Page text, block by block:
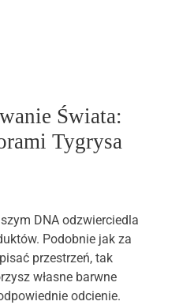
Świata:
Tygrysa
DNA odzwierciedla
Podobnie jak za
przestrzeń, tak
własne barwne
odcienie.